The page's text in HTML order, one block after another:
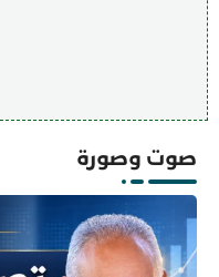
صوت وصورة